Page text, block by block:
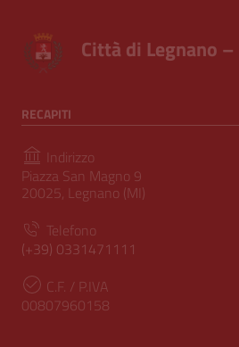
Città di Legnano
RECAPITI
Indirizzo
Piazza San Magno 9
20025, Legnano (MI)
Telefono
(+39) 0331471111
C.F. / P.IVA
00807960158